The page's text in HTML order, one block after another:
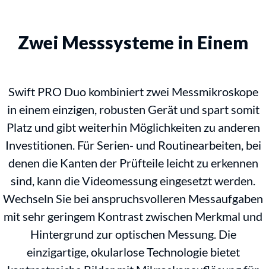
Zwei Messsysteme in Einem
Swift PRO Duo kombiniert zwei Messmikroskope
in einem einzigen, robusten Gerät und spart somit
Platz und gibt weiterhin Möglichkeiten zu anderen
Investitionen. Für Serien- und Routinearbeiten, bei
denen die Kanten der Prüfteile leicht zu erkennen
sind, kann die Videomessung eingesetzt werden.
Wechseln Sie bei anspruchsvolleren Messaufgaben
mit sehr geringem Kontrast zwischen Merkmal und
Hintergrund zur optischen Messung. Die
einzigartige, okularlose Technologie bietet